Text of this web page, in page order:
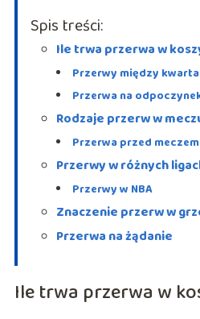
Spis treści:
Ile trwa przerwa w
Przerwy między
Przerwa na
Rodzaje przerw w
Przerwa przed meczem
Przerwy w różnych
Przerwy w NBA
Znaczenie przerw w
Przerwa na żądanie
Ile trwa przerwa w